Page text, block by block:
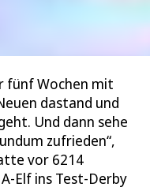
fünf Wochen mit
dastand und
Und dann sehe
zufrieden“,
vor 6214
Elf ins Test-Derby